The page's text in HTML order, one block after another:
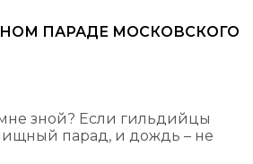
ПАРАДЕ МОСКОВСКОГО
зной? Если гильдийцы
парад, и дождь – не